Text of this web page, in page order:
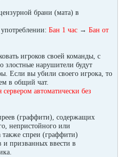
брани (мата) в
Бан 1 час → Бан от
игроков своей команды, с
злостные нарушители будут
Если вы убили своего игрока, то
в общий чат.
сервером автоматически без
(граффити), содержащих
непристойного или
также спреи (граффити)
призванных ввести в